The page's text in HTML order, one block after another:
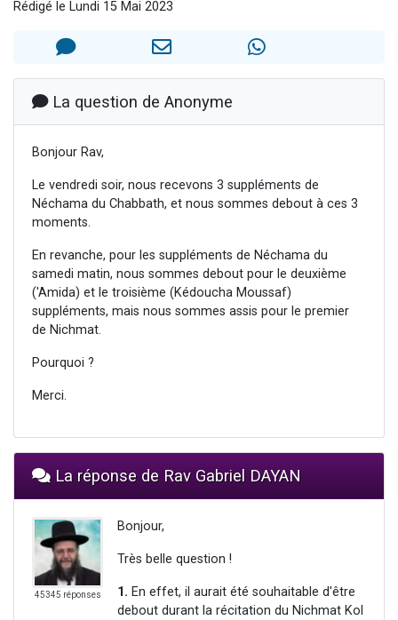
Il reste 49 places pour étudier en groupe sur Zoom
Eva vient de donner son Maasser
3 personnes viennent de faire un don pour Événements Torah-Box
Rédigé le Lundi 15 Mai 2023
La question de Anonyme
Bonjour Rav,
Le vendredi soir, nous recevons 3 suppléments de
Néchama du Chabbath, et nous sommes debout à ces 3
moments.
En revanche, pour les suppléments de Néchama du
samedi matin, nous sommes debout pour le deuxième
('Amida) et le troisième (Kédoucha Moussaf)
suppléments, mais nous sommes assis pour le premier
de Nichmat.
Pourquoi ?
Merci.
La réponse de Rav Gabriel DAYAN
45345 réponses
Bonjour,
Très belle question !
1. En effet, il aurait été souhaitable d'être
debout durant la récitation du Nichmat Kol